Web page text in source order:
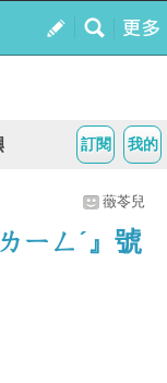
我的
訂閱
藢苓兒
ㄧㄥˊ』號